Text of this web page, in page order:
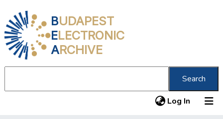
BUDAPEST
ELECTRONIC
ARCHIVE
Search
Log In (current)